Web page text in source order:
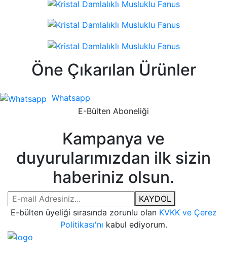
Öne Çıkarılan Ürünler
Whatsapp
E-Bülten Aboneliği
Kampanya ve
duyurularımızdan ilk sizin
haberiniz olsun.
KAYDOL
E-bülten üyeliği sırasında zorunlu olan KVKK ve Çerez
Politikası'nı kabul ediyorum.